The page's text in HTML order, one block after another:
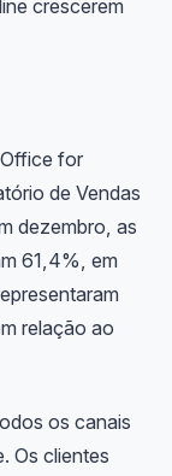
crescerem
for
de Vendas
dezembro, as
61,4%, em
relação ao
os canais
Os clientes